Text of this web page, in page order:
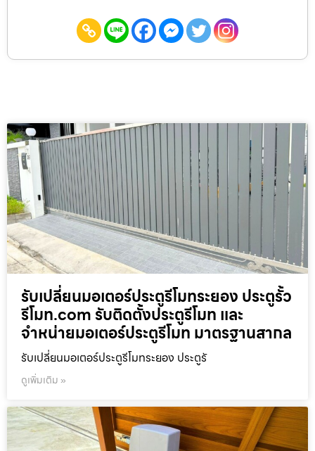
รับเปลี่ยนมอเตอร์ประตูรีโมทระยอง ประตูรั้ว
รีโมท.com รับติดตั้งประตูรีโมท และ
จำหน่ายมอเตอร์ประตูรีโมท มาตรฐานสากล
รับเปลี่ยนมอเตอร์ประตูรีโมทระยอง ประตูรั
ดูเพิ่มเติม »